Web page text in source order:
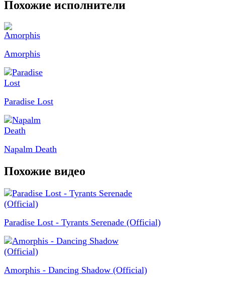
Похожие исполнители
Amorphis
Paradise Lost
Napalm Death
Похожие видео
Paradise Lost - Tyrants Serenade (Official)
Amorphis - Dancing Shadow (Official)